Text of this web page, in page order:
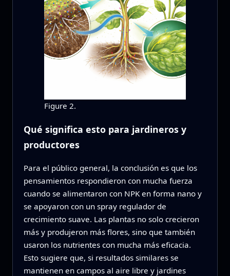
Figure 2.
Qué significa esto para jardineros y
productores
Para el público general, la conclusión es que los
pensamientos respondieron con mucha fuerza
cuando se alimentaron con NPK en forma nano y
se apoyaron con un spray regulador de
crecimiento suave. Las plantas no solo crecieron
más y produjeron más flores, sino que también
usaron los nutrientes con mucha más eficacia.
Esto sugiere que, si resultados similares se
mantienen en campos al aire libre y jardines